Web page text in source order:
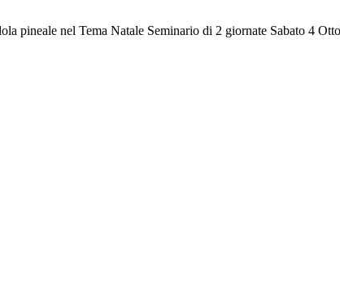
pineale nel Tema Natale Seminario di 2 giornate Sabato 4